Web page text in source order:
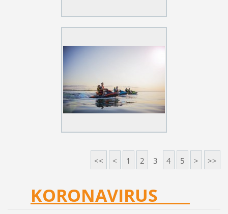
<< < 1 2 3 4 5 > >>
KORONAVIRUS